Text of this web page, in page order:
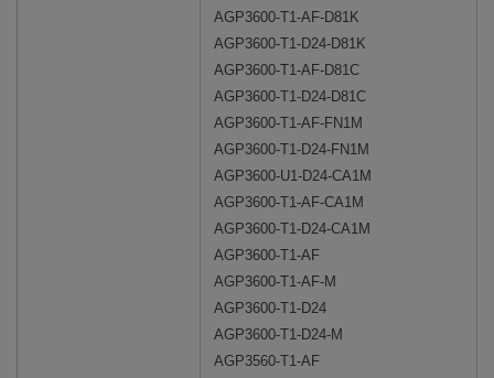
AGP3600-T1-AF-D81K
AGP3600-T1-D24-D81K
AGP3600-T1-AF-D81C
AGP3600-T1-D24-D81C
AGP3600-T1-AF-FN1M
AGP3600-T1-D24-FN1M
AGP3600-U1-D24-CA1M
AGP3600-T1-AF-CA1M
AGP3600-T1-D24-CA1M
AGP3600-T1-AF
AGP3600-T1-AF-M
AGP3600-T1-D24
AGP3600-T1-D24-M
AGP3560-T1-AF